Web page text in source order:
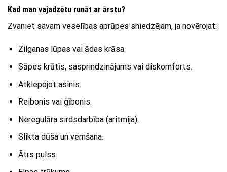
Kad man vajadzētu runāt ar ārstu?
Zvaniet savam veselības aprūpes sniedzējam, ja novērojat:
Zilganas lūpas vai ādas krāsa.
Sāpes krūtīs, sasprindzinājums vai diskomforts.
Atklepojot asinis.
Reibonis vai ģībonis.
Neregulāra sirdsdarbība (aritmija).
Slikta dūša un vemšana.
Ātrs pulss.